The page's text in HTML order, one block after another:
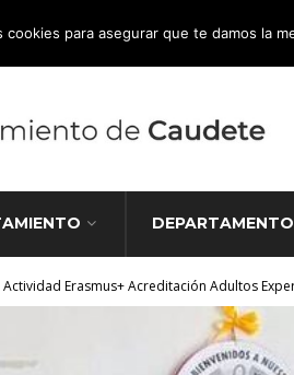
827 000
Actividad Erasmus+ Acreditación Adultos
cookies para asegurar que te damos la